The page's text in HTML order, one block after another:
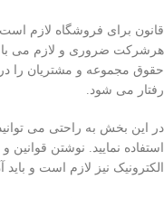
قانون برای فروشگاه لازم است
هرشرکت ضروری و لازم می
حقوق مجموعه و مشتریان را
رفتار می شود.
در این بخش به راحتی می
استفاده نمایید. نوشتن
الکترونیک نیز لازم است و